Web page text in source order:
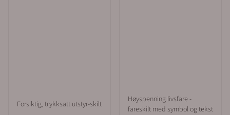
Forsiktig, trykksatt utstyr-skilt
Høyspenning livsfare -
fareskilt med symbol og tekst